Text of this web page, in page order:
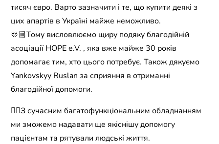
тисяч євро. Варто зазначити і те, що купити деякі з
цих апартів в Україні майже неможливо.
🫶🏼Тому висловлюємо щиру подяку благодійній
асоціації HOPE e.V. , яка вже майже 30 років
допомагає тим, хто цього потребує. Також дякуємо
Yankovskyy Ruslan за сприяння в отриманні
благодійної допомоги.
👉🏼З сучасним багатофункціональним обладнанням
ми зможемо надавати ще якіснішу допомогу
пацієнтам та рятували людські життя.